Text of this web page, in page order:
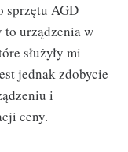
sprzętu AGD
to urządzenia w
służyły mi
jednak zdobycie
i
ceny.